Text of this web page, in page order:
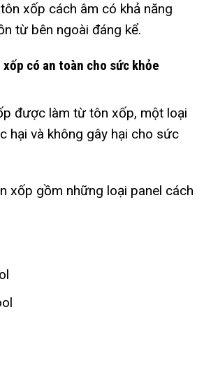
xốp cách âm có khả năng
từ bên ngoài đáng kể.
có an toàn cho sức khỏe
được làm từ tôn xốp, một loại
hại và không gây hại cho sức
xốp gồm những loại panel cách